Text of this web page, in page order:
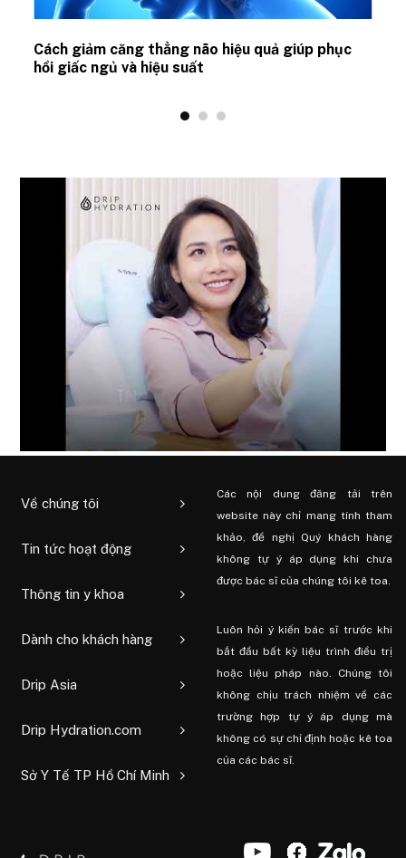
Cách giảm căng thẳng não hiệu quả giúp phục
hồi giấc ngủ và hiệu suất
Về chúng tôi
Tin tức hoạt động
Thông tin y khoa
Dành cho khách hàng
Drip Asia
Drip Hydration.com
Sở Y Tế TP Hồ Chí Minh
Các nội dung đăng tải trên
website này chỉ mang tính tham
khảo, đề nghị Quý khách hàng
không tự ý áp dụng khi chưa
được bác sĩ của chúng tôi kê toa.
Luôn hỏi ý kiến ​​bác sĩ trước khi
bắt đầu bất kỳ liệu trình điều trị
hoặc liệu pháp nào. Chúng tôi
không chịu trách nhiệm về các
trường hợp tự ý áp dụng mà
không có sự chỉ định hoặc kê toa
của các bác sĩ.